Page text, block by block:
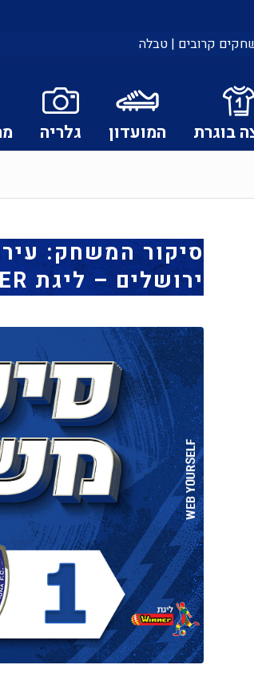
קרובים | טבלה
בוגרת המועדון גלריה
סיקור המשחק:
ירושלים – ליגת WINNER | מחזור 11